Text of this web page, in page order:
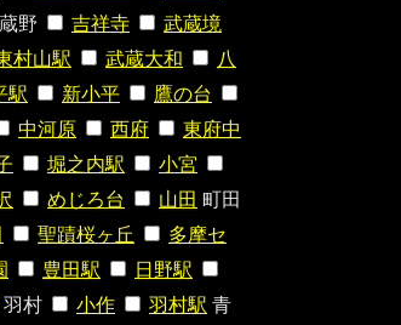
野 吉祥寺
武蔵境
村山駅 武蔵大和
八
駅 新小平
鷹の台
中河原 西府
東府中
堀之内駅
小宮
めじろ台 山田 町田
聖蹟桜ヶ丘
多摩セ
豊田駅
日野駅
羽村 小作 羽村駅 青